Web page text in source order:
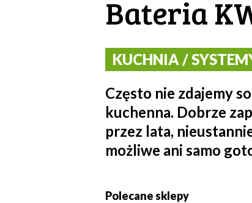
Bateria
KUCHNIA /
Często nie zdajemy
kuchenna. Dobrze
przez lata,
możliwe ani samo
Polecane sklepy